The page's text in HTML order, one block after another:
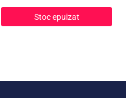
inițial
a
curent
Stoc epuizat